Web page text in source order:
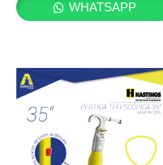
WHATSAPP